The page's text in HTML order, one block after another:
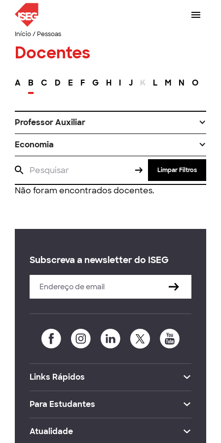
Início/ Pessoas
Docentes
A B C D E F G H I J K L M N O
Professor Auxiliar
Economia
Limpar Filtros
Não foram encontrados docentes.
Subscreva a newsletter do ISEG
Links Rápidos
Para Estudantes
Atualidade